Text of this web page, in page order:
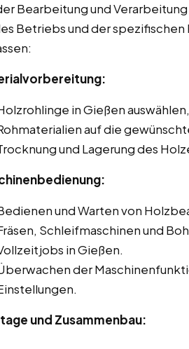
Bearbeitung und
Betriebs und der
in Gießen
auf die
und Lagerung des
und Warten von
Schleifmaschinen und
in Gießen.
der
und Zusammenbau: